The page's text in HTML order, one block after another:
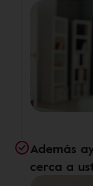
Además
cerca a